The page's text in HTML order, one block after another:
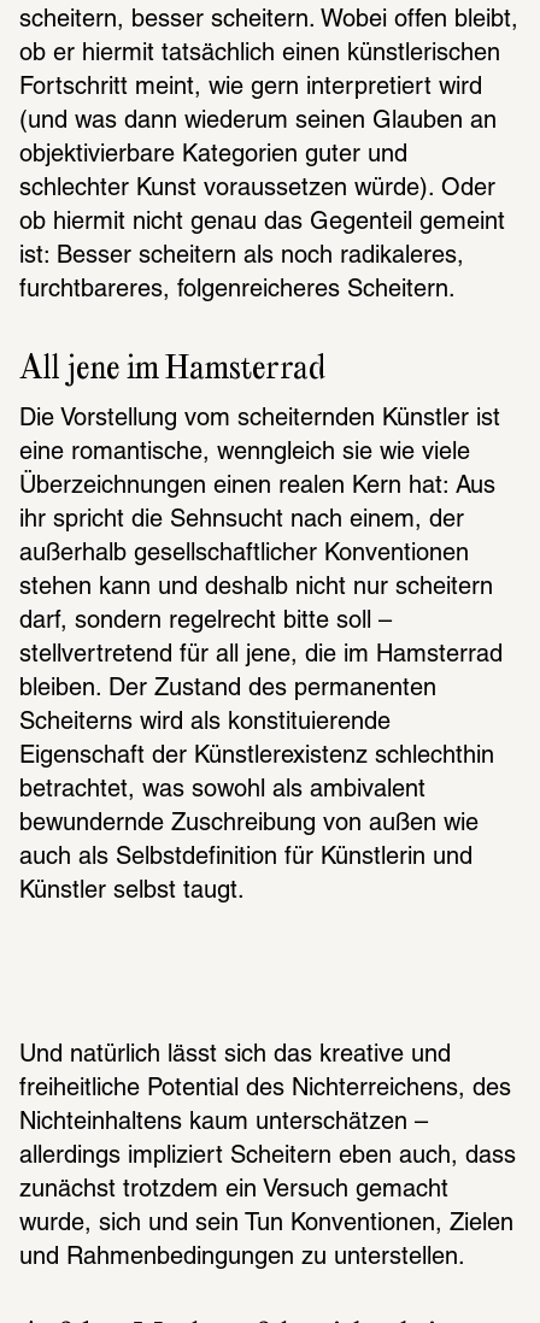
scheitern, besser scheitern. Wobei offen bleibt,
ob er hiermit tatsächlich einen künstlerischen
Fortschritt meint, wie gern interpretiert wird
(und was dann wiederum seinen Glauben an
objektivierbare Kategorien guter und
schlechter Kunst voraussetzen würde). Oder
ob hiermit nicht genau das Gegenteil gemeint
ist: Besser scheitern als noch radikaleres,
furchtbareres, folgenreicheres Scheitern.
All jene im Hamsterrad
Die Vorstellung vom scheiternden Künstler ist
eine romantische, wenngleich sie wie viele
Überzeichnungen einen realen Kern hat: Aus
ihr spricht die Sehnsucht nach einem, der
außerhalb gesellschaftlicher Konventionen
stehen kann und deshalb nicht nur scheitern
darf, sondern regelrecht bitte soll –
stellvertretend für all jene, die im Hamsterrad
bleiben. Der Zustand des permanenten
Scheiterns wird als konstituierende
Eigenschaft der Künstlerexistenz schlechthin
betrachtet, was sowohl als ambivalent
bewundernde Zuschreibung von außen wie
auch als Selbstdefinition für Künstlerin und
Künstler selbst taugt.
Und natürlich lässt sich das kreative und
freiheitliche Potential des Nichterreichens, des
Nichteinhaltens kaum unterschätzen –
allerdings impliziert Scheitern eben auch, dass
zunächst trotzdem ein Versuch gemacht
wurde, sich und sein Tun Konventionen, Zielen
und Rahmenbedingungen zu unterstellen.